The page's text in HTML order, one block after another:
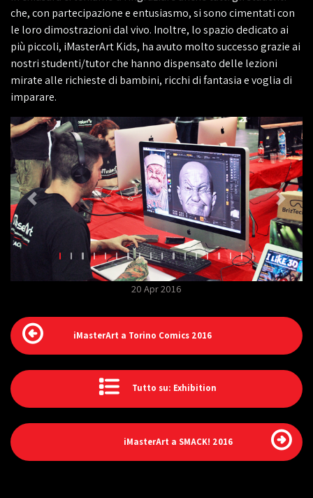
che, con partecipazione e entusiasmo, si sono cimentati con
le loro dimostrazioni dal vivo. Inoltre, lo spazio dedicato ai
più piccoli, iMasterArt Kids, ha avuto molto successo grazie ai
nostri studenti/tutor che hanno dispensato delle lezioni
mirate alle richieste di bambini, ricchi di fantasia e voglia di
imparare.
20 Apr 2016
iMasterArt a Torino Comics 2016
Tutto su: Exhibition
iMasterArt a SMACK! 2016